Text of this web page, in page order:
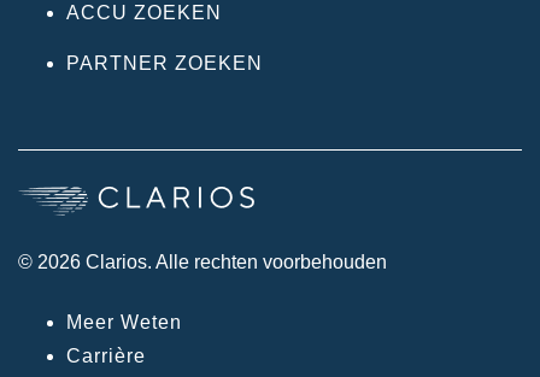
ACCU ZOEKEN
PARTNER ZOEKEN
© 2026 Clarios. Alle rechten voorbehouden
Meer Weten
Carrière